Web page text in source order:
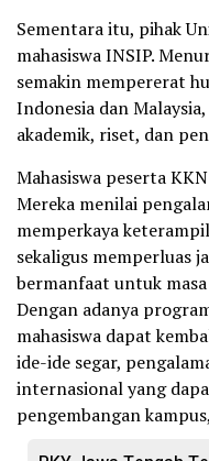
Sementara itu, pihak
mahasiswa INSIP.
semakin mempererat
Indonesia dan
akademik, riset, dan
Mahasiswa peserta
Mereka menilai
memperkaya
sekaligus memperluas
bermanfaat untuk
Dengan adanya
mahasiswa dapat
ide-ide segar,
internasional yang
pengembangan